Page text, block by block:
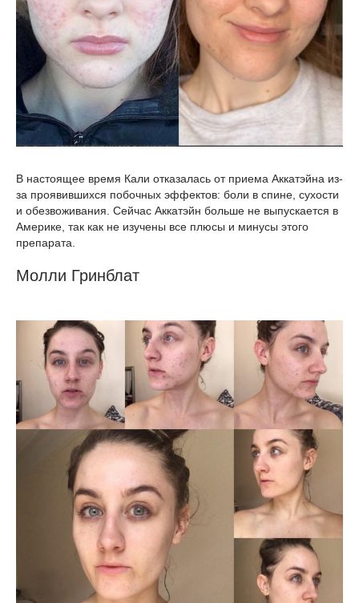
В настоящее время Кали отказалась от приема Аккатэйна из-
за проявившихся побочных эффектов: боли в спине, сухости
и обезвоживания. Сейчас Аккатэйн больше не выпускается в
Америке, так как не изучены все плюсы и минусы этого
препарата.
Молли Гринблат